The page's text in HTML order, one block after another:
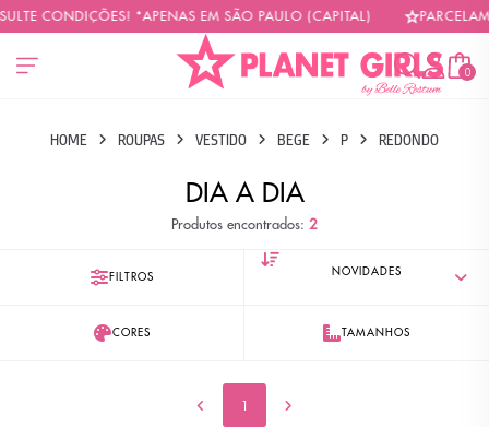
CONDIÇÕES! *APENAS EM SÃO PAULO (CAPITAL)
0
HOME ROUPAS VESTIDO BEGE P REDONDO
DIA A DIA
Produtos encontrados: 2
FILTROS
CORES TAMANHOS
1